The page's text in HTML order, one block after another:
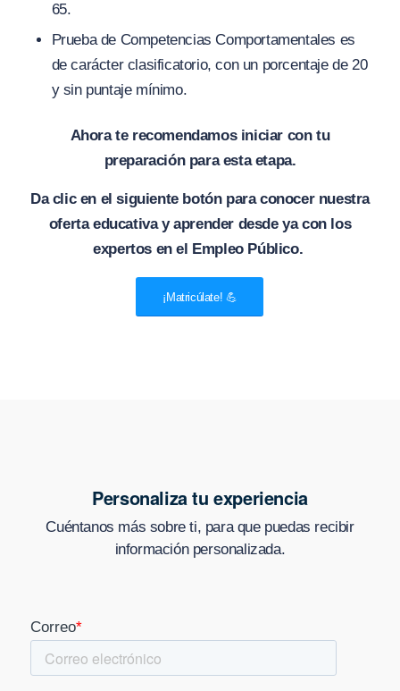
65.
Prueba de Competencias Comportamentales es
de carácter clasificatorio, con un porcentaje de 20
y sin puntaje mínimo.
Ahora te recomendamos iniciar con tu
preparación para esta etapa.
Da clic en el siguiente botón para conocer nuestra
oferta educativa y aprender desde ya con los
expertos en el Empleo Público.
¡Matricúlate! 💪
Personaliza tu experiencia
Cuéntanos más sobre ti, para que puedas recibir
información personalizada.